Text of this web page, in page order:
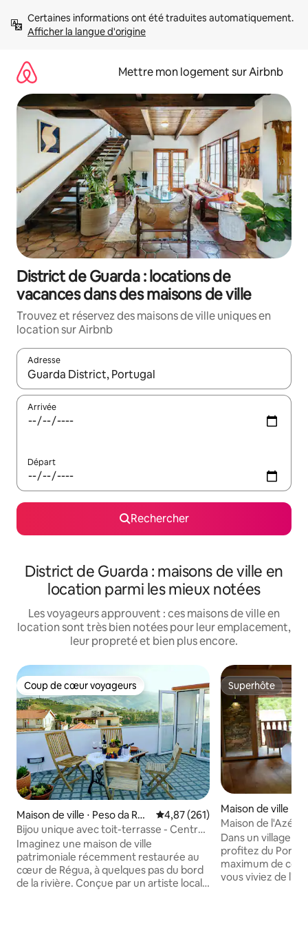
directement
Afficher la langue d'origine
Mettre mon logement sur Airbnb
District de Guarda : locations de
vacances dans des maisons de ville
Trouvez et réservez des maisons de ville uniques en
location sur Airbnb
Adresse
Lorsque les résultats s'affichent, utilisez les flèches vers le
Arrivée
Départ
Rechercher
District de Guarda : maisons de ville en
location parmi les mieux notées
Les voyageurs approuvent : ces maisons de ville en
location sont très bien notées pour leur emplacement,
leur propreté et bien plus encore.
Coup de cœur voyageurs
Coup de cœur voyageurs
Maison de ville ⋅ Peso da Rég
ua
Évaluation moyenne sur la
4,87 (261)
Bijou unique avec toit-terrasse - Centre-
ville et vue sur la rivière
Imaginez une maison de ville
patrimoniale récemment restaurée au
cœur de Régua, à quelques pas du bord
de la rivière. Conçue par un artiste local
Superhôte
Superhôte
Maison de ville ⋅
Maison de
Dans un village
profitez du
maximum de
vous viviez de